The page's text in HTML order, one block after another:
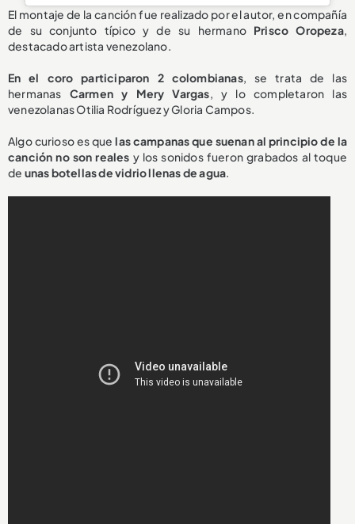
El montaje de la canción fue realizado por el autor, en compañía
de su conjunto típico y de su hermanoPrisco Oropeza,
destacado artista venezolano.
En el coro participaron 2 colombianas, se trata de las
hermanas Carmen y Mery Vargas , y lo completaron las
venezolanas Otilia Rodríguez y Gloria Campos.
Algo curioso es quelas campanas que suenan al principio de la
canción no son reales y los sonidos fueron grabados al toque
de unas botellas de vidrio llenas de agua